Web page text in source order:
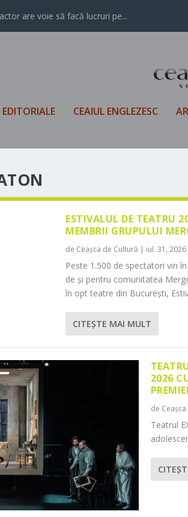
are voie să facă lucruri pe...
EDITORIALE CEAIUL ENGLEZESC
ESTIVALUL DE TEATRU
MEMBRII GRUPULUI
de Ceașca de Cultură | iul. 31, 2026
Peste 1.500 de spectatori vin
de și pentru comunitatea
în opt teatre din București,
CITEŞTE MAI MULT
2026
de
Teatrul